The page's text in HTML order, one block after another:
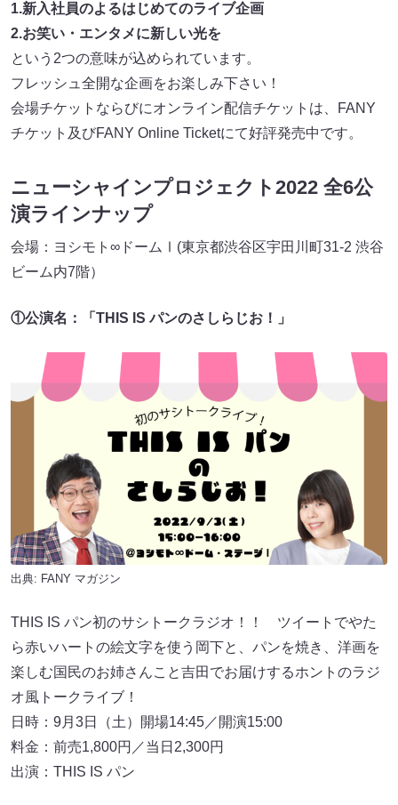
1.新入社員のよるはじめてのライブ企画
2.お笑い・エンタメに新しい光を
という2つの意味が込められています。
フレッシュ全開な企画をお楽しみ下さい！
会場チケットならびにオンライン配信チケットは、FANY
チケット及びFANY Online Ticketにて好評発売中です。
ニューシャインプロジェクト2022 全6公
演ラインナップ
会場：ヨシモト∞ドームⅠ(東京都渋谷区宇田川町31-2 渋谷
ビーム内7階）
①公演名：「THIS IS パンのさしらじお！」
出典: FANY マガジン
THIS IS パン初のサシトークラジオ！！ ツイートでやた
ら赤いハートの絵文字を使う岡下と、パンを焼き、洋画を
楽しむ国民のお姉さんこと吉田でお届けするホントのラジ
オ風トークライブ！
日時：9月3日（土）開場14:45／開演15:00
料金：前売1,800円／当日2,300円
出演：THIS IS パン